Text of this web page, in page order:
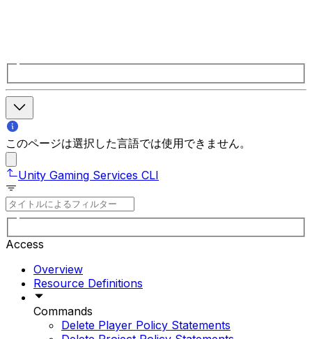
このページは選択した言語では使用できません。
Unity Gaming Services CLI
Access
Overview
Resource Definitions
Commands
Delete Player Policy Statements